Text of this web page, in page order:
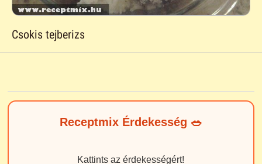
Csokis tejberizs
Receptmix Érdekesség 🥗
Kattints az érdekességért!